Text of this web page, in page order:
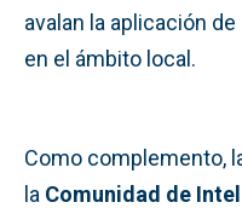
avalan la aplicación
en el ámbito local.
Como complemento,
la Comunidad de